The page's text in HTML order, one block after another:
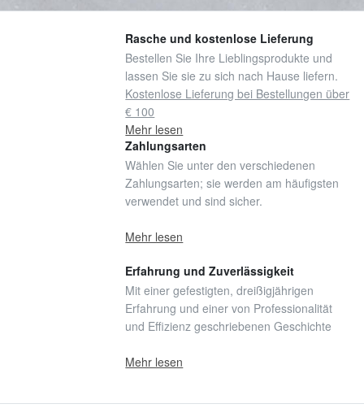
Rasche und kostenlose Lieferung
Bestellen Sie Ihre Lieblingsprodukte und
lassen Sie sie zu sich nach Hause liefern.
Kostenlose Lieferung bei Bestellungen über
€ 100
Mehr lesen
Zahlungsarten
Wählen Sie unter den verschiedenen
Zahlungsarten; sie werden am häufigsten
verwendet und sind sicher.
Mehr lesen
Erfahrung und Zuverlässigkeit
Mit einer gefestigten, dreißigjährigen
Erfahrung und einer von Professionalität
und Effizienz geschriebenen Geschichte
Mehr lesen